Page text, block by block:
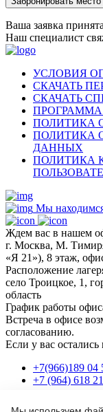
Ваша заявка
Наш специалист
УСЛОВИЯ
СКАЧАТЬ
СКАЧАТЬ
ПРОГРАММА
ПОЛИТИКА
ПОЛИТИКА
ДАННЫХ
ПОЛИТИКА
Мы
Ждем вас в нашем
г. Москва, М.
«Я 21»), 8 этаж,
Расположение
село Троицкое, 1,
область
График работы
Встреча в офисе
согласованию.
Если у вас
+7(966)189 04
+7 (964) 618